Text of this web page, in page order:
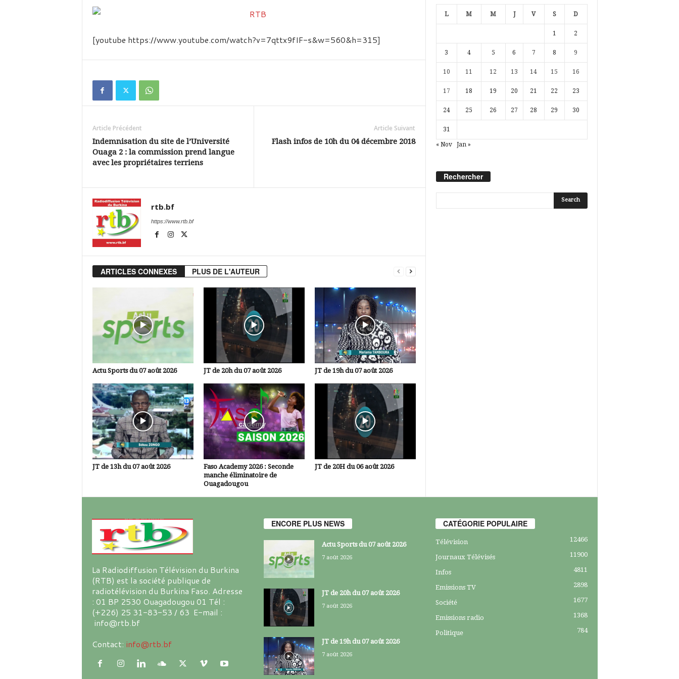
u
[youtube https://www.youtube.com/watch?v=7qttx9fIF-s&w=560&h=315]
Article Précédent
Indemnisation du site de l’Université
Ouaga 2 : la commission prend langue
avec les propriétaires terriens
Article Suivant
Flash infos de 10h du 04 décembre 2018
rtb.bf
https://www.rtb.bf
ARTICLES CONNEXES PLUS DE L'AUTEUR
Actu Sports du 07 août 2026 JT de 20h du 07 août 2026 JT de 19h du 07 août 2026
JT de 13h du 07 août 2026
Faso Academy 2026 : Seconde
manche éliminatoire de
Ouagadougou
JT de 20H du 06 août 2026
L M M J V S D
1 2
3 4 5 6 7 8 9
10 11 12 13 14 15 16
17 18 19 20 21 22 23
24 25 26 27 28 29 30
31
« Nov Jan »
Rechercher
La Radiodiffusion Télévision du Burkina
(RTB) est la société publique de
radiotélévision du Burkina Faso. Adresse
: 01 BP 2530 Ouagadougou 01 Tél :
(+226) 25 31-83-53 / 63 E-mail :
info@rtb.bf
Contact: info@rtb.bf
ENCORE PLUS NEWS
Actu Sports du 07 août 2026
7 août 2026
JT de 20h du 07 août 2026
7 août 2026
JT de 19h du 07 août 2026
7 août 2026
CATÉGORIE POPULAIRE
Télévision 12466
Journaux Télévisés 11900
Infos 4811
Emissions TV 2898
Société 1677
Emissions radio 1368
Politique 784